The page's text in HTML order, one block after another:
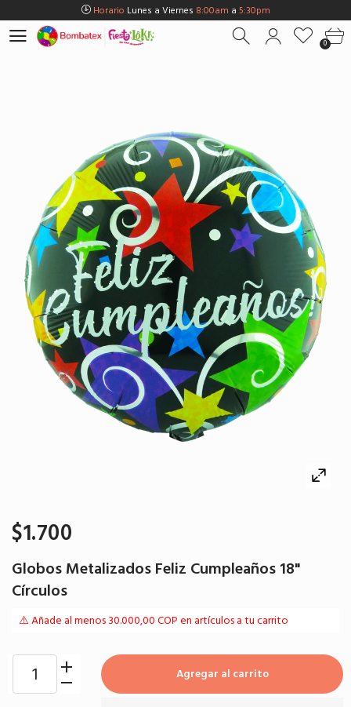
Horario Lunes a Viernes 8:00am a 5:30pm
HorarioSábados
5:00pm
HorarioDomingos y Fest.9:00ama
0
$1.700
Globos Metalizados Feliz Cumpleaños 18"
Círculos
⚠️ Añade al menos 30.000,00 COP en artículos a tu carrito
Agregar al carrito